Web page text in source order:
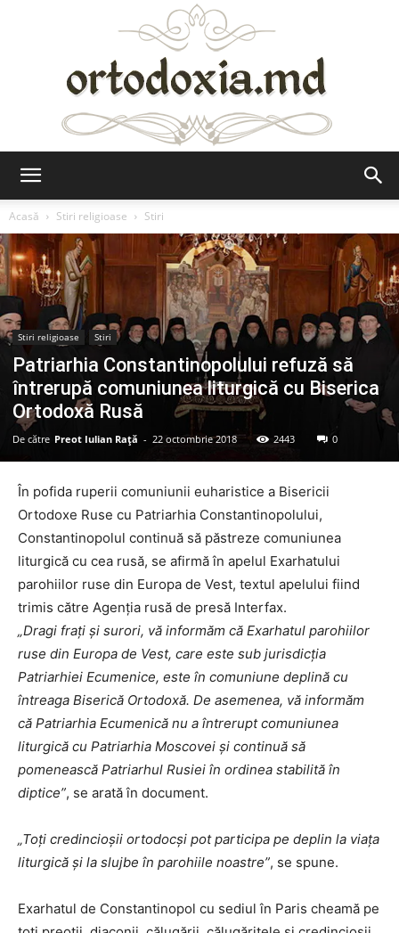
Acasă
Stiri religioase Stiri
Stiri religioase Stiri
Patriarhia Constantinopolului refuză să
întrerupă comuniunea liturgică cu Biserica
Ortodoxă Rusă
De către Preot Iulian Raţă - 22 octombrie 2018 2443 0
În pofida ruperii comuniunii euharistice a Bisericii
Ortodoxe Ruse cu Patriarhia Constantinopolului,
Constantinopolul continuă să păstreze comuniunea
liturgică cu cea rusă, se afirmă în apelul Exarhatului
parohiilor ruse din Europa de Vest, textul apelului fiind
trimis către Agenția rusă de presă Interfax.
„Dragi frați și surori, vă informăm că Exarhatul parohiilor
ruse din Europa de Vest, care este sub jurisdicția
Patriarhiei Ecumenice, este în comuniune deplină cu
întreaga Biserică Ortodoxă. De asemenea, vă informăm
că Patriarhia Ecumenică nu a întrerupt comuniunea
liturgică cu Patriarhia Moscovei și continuă să
pomenească Patriarhul Rusiei în ordinea stabilită în
diptice”, se arată în document.
„Toți credincioșii ortodocși pot participa pe deplin la viața
liturgică și la slujbe în parohiile noastre”, se spune.
Exarhatul de Constantinopol cu sediul în Paris cheamă pe